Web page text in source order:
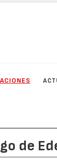
de